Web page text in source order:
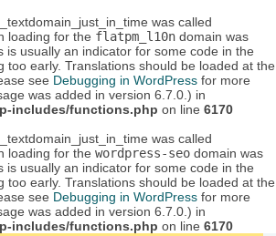
was called
loading for the flatpm_l10n domain was
is usually an indicator for some code in the
too early. Translations should be loaded at the
see Debugging in WordPress for more
was added in version 6.7.0.) in
includes/functions.php on line 6170
was called
loading for the wordpress-seo domain was
is usually an indicator for some code in the
too early. Translations should be loaded at the
see Debugging in WordPress for more
was added in version 6.7.0.) in
includes/functions.php on line 6170